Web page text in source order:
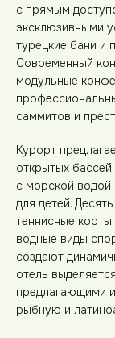
с прямым
эксклюзивными
турецкие бани и
Современный
модульные
саммитов и
Курорт
открытых
с морской
для детей.
теннисные
водные виды
создают
отель
предлагающими
рыбную и